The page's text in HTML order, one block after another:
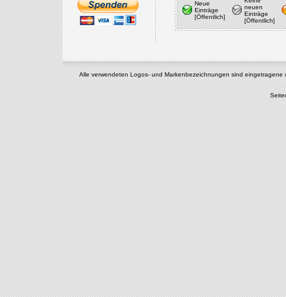
Neue
Einträge
[Öffentlich]
neuen
Einträge
[Öffentlich]
Alle verwendeten Logos- und Markenbezeichnungen sind